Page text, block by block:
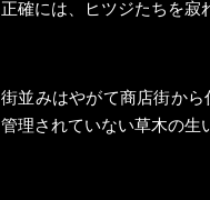
正確には、ヒツジたちを寂
街並みはやがて商店街か
管理されていない草木の生